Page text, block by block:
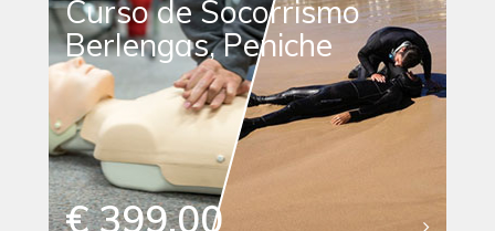
Curso de Socorrismo
Berlengas, Peniche
€ 399.00